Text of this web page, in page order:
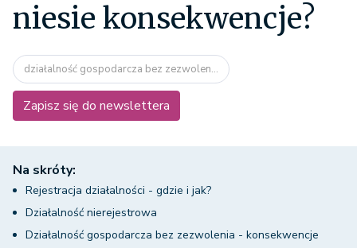
niesie konsekwencje?
działalność gospodarcza bez zezwolen...
Zapisz się do newslettera
Na skróty:
Rejestracja działalności - gdzie i jak?
Działalność nierejestrowa
Działalność gospodarcza bez zezwolenia - konsekwencje